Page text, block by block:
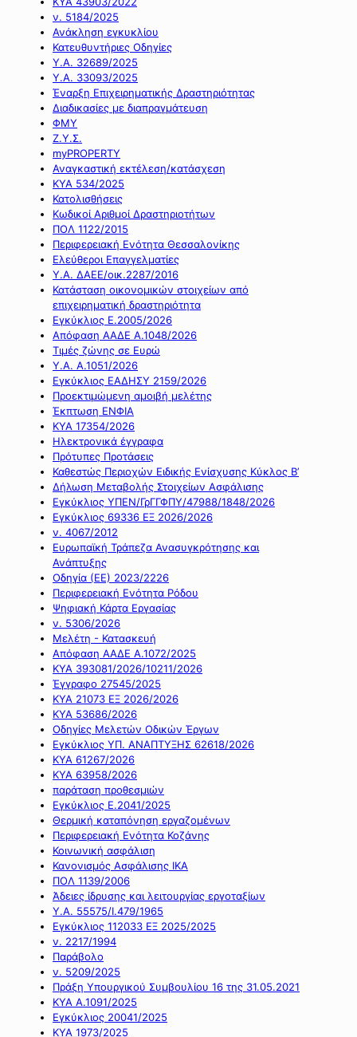
ν. 5184/2025
Ανάκληση εγκυκλίου
Κατευθυντήριες Οδηγίες
Υ.Α. 32689/2025
Υ.Α. 33093/2025
Έναρξη Επιχειρηματικής Δραστηριότητας
Διαδικασίες με διαπραγμάτευση
ΦΜΥ
Ζ.Υ.Σ.
myPROPERTY
Αναγκαστική εκτέλεση/κατάσχεση
ΚΥΑ 534/2025
Κατολισθήσεις
Κωδικοί Αριθμοί Δραστηριοτήτων
ΠΟΛ 1122/2015
Περιφερειακή Ενότητα Θεσσαλονίκης
Ελεύθεροι Επαγγελματίες
Υ.Α. ΔΑΕΕ/οικ.2287/2016
Κατάσταση οικονομικών στοιχείων από
επιχειρηματική δραστηριότητα
Εγκύκλιος Ε.2005/2026
Απόφαση ΑΑΔΕ Α.1048/2026
Τιμές ζώνης σε Ευρώ
Υ.Α. Α.1051/2026
Εγκύκλιος ΕΑΔΗΣΥ 2159/2026
Προεκτιμώμενη αμοιβή μελέτης
Έκπτωση ΕΝΦΙΑ
ΚΥΑ 17354/2026
Ηλεκτρονικά έγγραφα
Πρότυπες Προτάσεις
Καθεστώς Περιοχών Ειδικής Ενίσχυσης Κύκλος Β’
Δήλωση Μεταβολής Στοιχείων Ασφάλισης
Εγκύκλιος ΥΠΕΝ/ΓρΓΓΦΠΥ/47988/1848/2026
Εγκύκλιος 69336 ΕΞ 2026/2026
ν. 4067/2012
Ευρωπαϊκή Τράπεζα Ανασυγκρότησης και
Ανάπτυξης
Οδηγία (ΕΕ) 2023/2226
Περιφερειακή Ενότητα Ρόδου
Ψηφιακή Κάρτα Εργασίας
ν. 5306/2026
Μελέτη - Κατασκευή
Απόφαση ΑΑΔΕ Α.1072/2025
ΚΥΑ 393081/2026/10211/2026
Έγγραφο 27545/2025
ΚΥΑ 21073 ΕΞ 2026/2026
ΚΥΑ 53686/2026
Οδηγίες Μελετών Οδικών Έργων
Εγκύκλιος ΥΠ. ΑΝΑΠΤΥΞΗΣ 62618/2026
ΚΥΑ 61267/2026
ΚΥΑ 63958/2026
παράταση προθεσμιών
Εγκύκλιος Ε.2041/2025
Θερμική καταπόνηση εργαζομένων
Περιφερειακή Ενότητα Κοζάνης
Κοινωνική ασφάλιση
Κανονισμός Ασφάλισης ΙΚΑ
ΠΟΛ 1139/2006
Άδειες ίδρυσης και λειτουργίας εργοταξίων
Υ.Α. 55575/Ι.479/1965
Εγκύκλιος 112033 ΕΞ 2025/2025
ν. 2217/1994
Παράβολο
ν. 5209/2025
Πράξη Υπουργικού Συμβουλίου 16 της 31.05.2021
ΚΥΑ Α.1091/2025
Εγκύκλιος 20041/2025
ΚΥΑ 1973/2025